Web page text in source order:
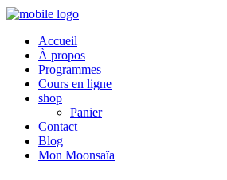
Accueil
À propos
Programmes
Cours en ligne
shop
Panier
Contact
Blog
Mon Moonsaïa